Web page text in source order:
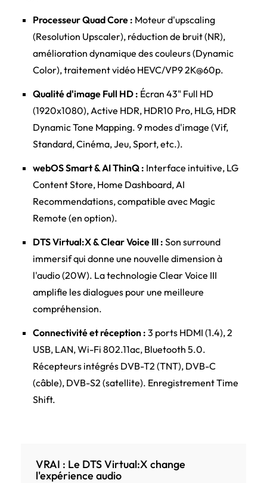
Processeur Quad Core : Moteur d'upscaling
(Resolution Upscaler), réduction de bruit (NR),
amélioration dynamique des couleurs (Dynamic
Color), traitement vidéo HEVC/VP9 2K@60p.
Qualité d'image Full HD : Écran 43" Full HD
(1920x1080), Active HDR, HDR10 Pro, HLG, HDR
Dynamic Tone Mapping. 9 modes d'image (Vif,
Standard, Cinéma, Jeu, Sport, etc.).
webOS Smart & AI ThinQ : Interface intuitive, LG
Content Store, Home Dashboard, AI
Recommendations, compatible avec Magic
Remote (en option).
DTS Virtual:X & Clear Voice III : Son surround
immersif qui donne une nouvelle dimension à
l'audio (20W). La technologie Clear Voice III
amplifie les dialogues pour une meilleure
compréhension.
Connectivité et réception : 3 ports HDMI (1.4), 2
USB, LAN, Wi-Fi 802.11ac, Bluetooth 5.0.
Récepteurs intégrés DVB-T2 (TNT), DVB-C
(câble), DVB-S2 (satellite). Enregistrement Time
Shift.
VRAI : Le DTS Virtual:X change
l'expérience audio